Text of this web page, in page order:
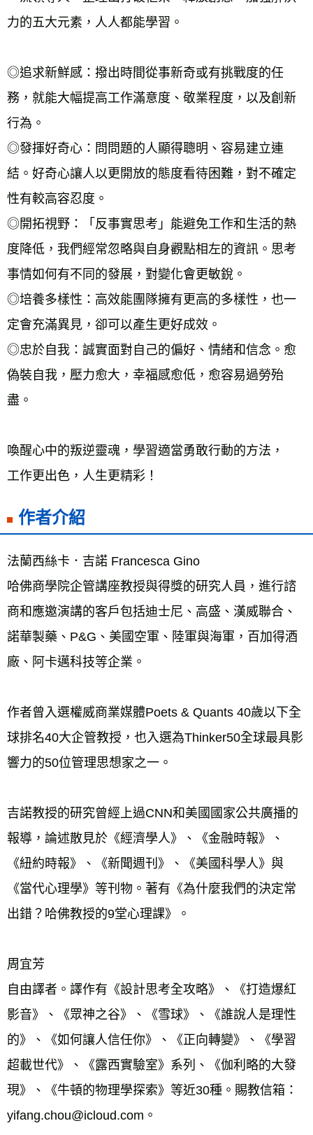
力的五大元素，人人都能學習。
◎追求新鮮感：撥出時間從事新奇或有挑戰度的任
務，就能大幅提高工作滿意度、敬業程度，以及創新
行為。
◎發揮好奇心：問問題的人顯得聰明、容易建立連
結。好奇心讓人以更開放的態度看待困難，對不確定
性有較高容忍度。
◎開拓視野：「反事實思考」能避免工作和生活的熱
度降低，我們經常忽略與自身觀點相左的資訊。思考
事情如何有不同的發展，對變化會更敏銳。
◎培養多樣性：高效能團隊擁有更高的多樣性，也一
定會充滿異見，卻可以產生更好成效。
◎忠於自我：誠實面對自己的偏好、情緒和信念。愈
偽裝自我，壓力愈大，幸福感愈低，愈容易過勞殆
盡。
喚醒心中的叛逆靈魂，學習適當勇敢行動的方法，
工作更出色，人生更精彩！
作者介紹
法蘭西絲卡．吉諾 Francesca Gino
哈佛商學院企管講座教授與得獎的研究人員，進行諮
商和應邀演講的客戶包括迪士尼、高盛、漢威聯合、
諾華製藥、P&G、美國空軍、陸軍與海軍，百加得酒
廠、阿卡邁科技等企業。
作者曾入選權威商業媒體Poets & Quants 40歲以下全
球排名40大企管教授，也入選為Thinker50全球最具影
響力的50位管理思想家之一。
吉諾教授的研究曾經上過CNN和美國國家公共廣播的
報導，論述散見於《經濟學人》、《金融時報》、
《紐約時報》、《新聞週刊》、《美國科學人》與
《當代心理學》等刊物。著有《為什麼我們的決定常
出錯？哈佛教授的9堂心理課》。
周宜芳
自由譯者。譯作有《設計思考全攻略》、《打造爆紅
影音》、《眾神之谷》、《雪球》、《誰說人是理性
的》、《如何讓人信任你》、《正向轉變》、《學習
超載世代》、《露西實驗室》系列、《伽利略的大發
現》、《牛頓的物理學探索》等近30種。賜教信箱：
yifang.chou@icloud.com。